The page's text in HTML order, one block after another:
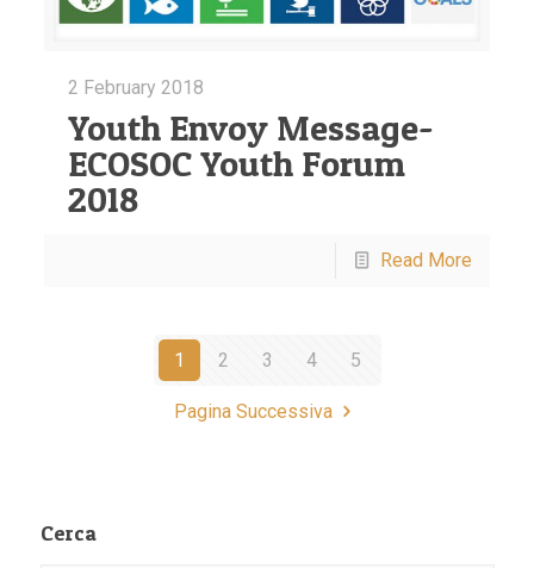
2 February 2018
Youth Envoy Message-
ECOSOC Youth Forum
2018
Read More
1 2 3 4 5
Pagina Successiva
Cerca